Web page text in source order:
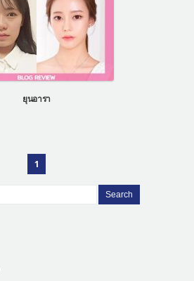
ยุนอารา
1
Search